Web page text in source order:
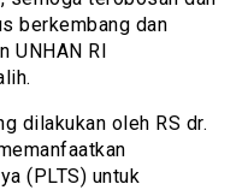
berkembang dan
UNHAN RI
dilakukan oleh RS dr.
(PLTS) untuk